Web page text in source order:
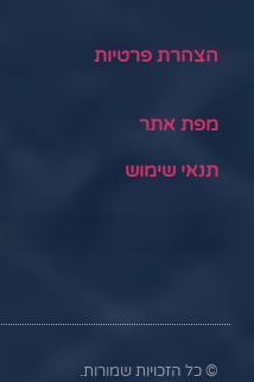
הצהרת פרטיות
מפת אתר
תנאי שימוש
© כל הזכויות שמורות.